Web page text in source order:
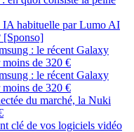
IA habituelle par Lumo AI
[Sponso]
: le récent Galaxy
de 320 €
: le récent Galaxy
de 320 €
du marché, la Nuki
clé de vos logiciels vidéo